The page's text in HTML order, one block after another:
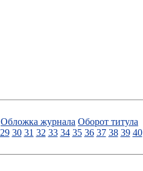
Обложка журнала Оборот титула
29 30 31 32 33 34 35 36 37 38 39 40